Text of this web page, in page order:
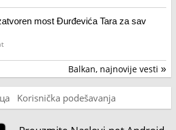
most Đurđevića Tara za sav
Balkan, najnovije vesti »
Korisnička podešavanja